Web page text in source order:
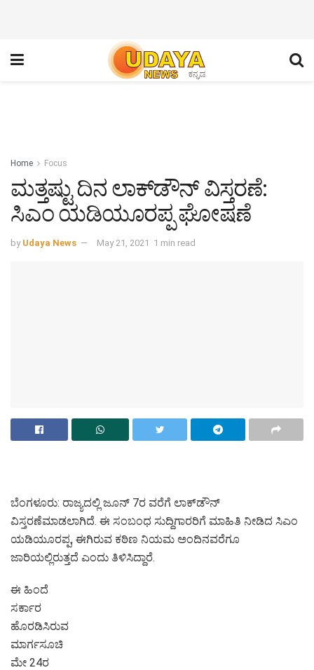
Home Focus
ಮತ್ತಷ್ಟು ದಿನ ಲಾಕ್‌ಡೌನ್ ವಿಸ್ತರಣೆ:
ಸಿಎಂ ಯಡಿಯೂರಪ್ಪ ಘೋಷಣೆ
by Udaya News May 21, 2021 1 min read
ಬೆಂಗಳೂರು: ರಾಜ್ಯದಲ್ಲಿ ಜೂನ್ 7ರ ವರೆಗೆ ಲಾಕ್‌ಡೌನ್
ವಿಸ್ತರಣೆಮಾಡಲಾಗಿದೆ. ಈ ಸಂಬಂಧ ಸುದ್ದಿಗಾರರಿಗೆ ಮಾಹಿತಿ ನೀಡಿದ ಸಿಎಂ
ಯಡಿಯೂರಪ್ಪ, ಈಗಿರುವ ಕಠಿಣ ನಿಯಮ ಅಂದಿನವರೆಗೂ
ಜಾರಿಯಲ್ಲಿರುತ್ತದೆ ಎಂದು ತಿಳಿಸಿದ್ದಾರೆ.
ಈ ಹಿಂದೆ
ಸರ್ಕಾರ
ಹೊರಡಿಸಿರುವ
ಮಾರ್ಗಸೂಚಿ
ಮೇ 24ರ